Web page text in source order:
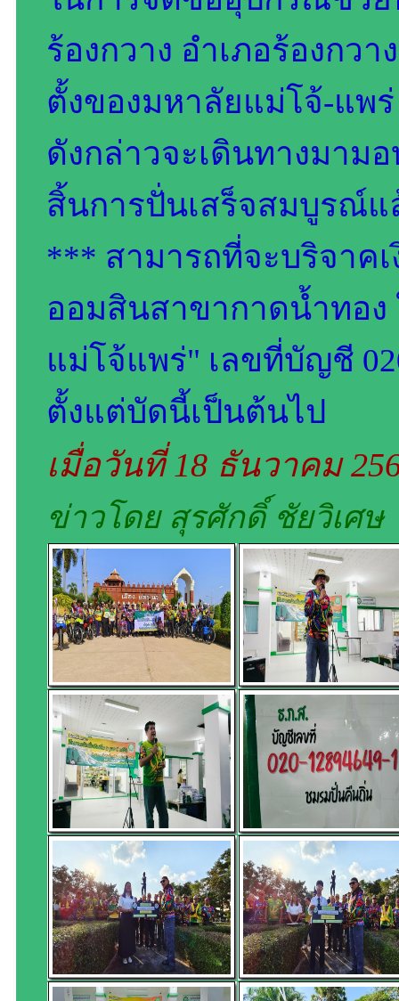
ร้องกวาง อำเภอร้องกว
ตั้งของมหาลัยแม่โจ้-แพ
ดังกล่าวจะเดินทางมาม
สิ้นการปั่นเสร็จสมบูรณ์แ
*** สามารถที่จะบริจาค
ออมสินสาขากาดน้ำทอ
แม่โจ้แพร่" เลขที่บัญชี
ตั้งแต่บัดนี้เป็นต้นไป
เมื่อวันที่ 18 ธันวาคม
ข่าวโดย สุรศักดิ์ ชัยวิเศษ